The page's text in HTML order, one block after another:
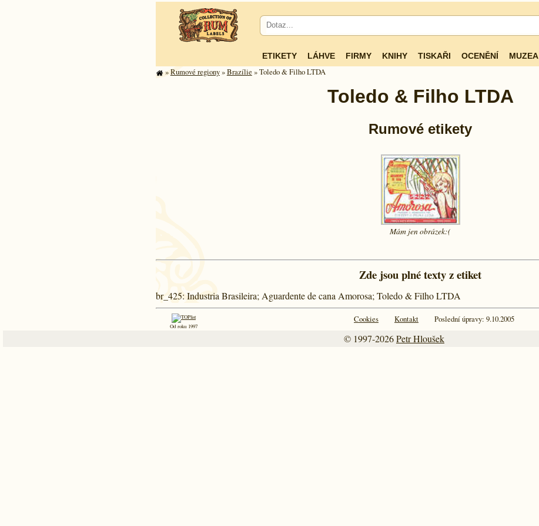
ETIKETY LÁHVE FIRMY KNIHY TISKAŘI OCENĚNÍ MUZEA
»Rumové regiony»Brazílie » Toledo & Filho LTDA
Toledo & Filho LTDA
Rumové etikety
Mám jenobrázek:(
Zde jsou plné texty z etiket
br_425: Industria Brasileira; Aguardente de cana Amorosa; Toledo & Filho LTDA
Od roku 1997
Cookies Kontakt Poslední úpravy: 9.10.2005
© 1997-2026Petr Hloušek